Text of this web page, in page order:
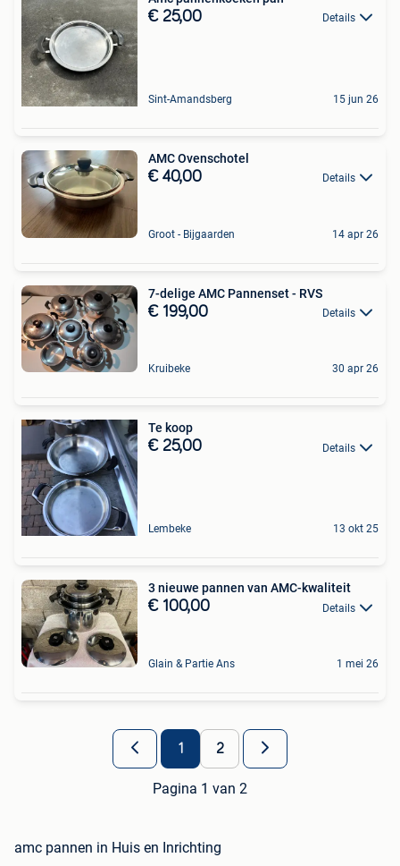
€ 25,00 Details
Sint-Amandsberg 15 jun 26
AMC Ovenschotel
€ 40,00 Details
Groot - Bijgaarden 14 apr 26
7-delige AMC Pannenset - RVS
€ 199,00 Details
Kruibeke 30 apr 26
Te koop
€ 25,00 Details
Lembeke 13 okt 25
3 nieuwe pannen van AMC-kwaliteit
€ 100,00 Details
Glain & Partie Ans 1 mei 26
1 2
Pagina 1 van 2
amc pannen in Huis en Inrichting